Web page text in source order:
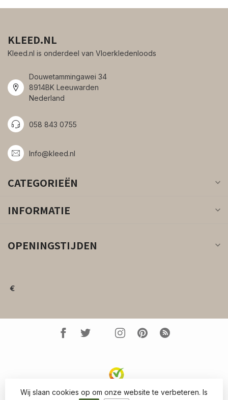
KLEED.NL
Kleed.nl is onderdeel van Vloerkledenloods
Douwetammingawei 34
8914BK Leeuwarden
Nederland
058 843 0755
Info@kleed.nl
CATEGORIEËN
INFORMATIE
OPENINGSTIJDEN
€
© Copyright 2026 Kleed.nl- Powered by Lightspeed-
Wij slaan cookies op om onze website te verbeteren. Is